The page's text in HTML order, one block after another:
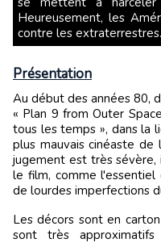
Heureusement, les
contre les extraterrestres.
Présentation
Au début des années 80, deux ans après la mort d'Ed Wood,
« Plan 9 from Outer
tous les temps », dans la
plus mauvais cinéaste de
jugement est très
le film, comme
de lourdes imperfections
Les décors sont en carton et ça se voit, les effets spéciaux
sont très